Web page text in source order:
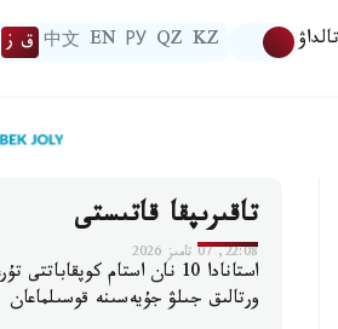
تالداۋ KZ
QZ
РУ
EN
中文 ق ز
تاقىرىپقا قاتىستى
22:08, 07 تامىز 2026
استانادا 10 نان استام
ورتالىق جىلۋ جۇيەسىنە قوسىلماعان